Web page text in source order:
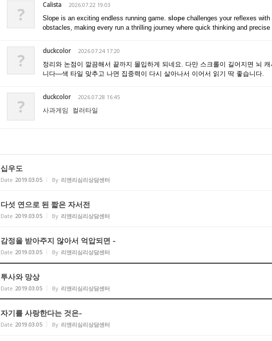
? Calista
2026.07.22 19:03
Slope is an exciting endless running game. slope challenges your reflexes
obstacles, making every run a thrilling journey where quick thinking and
? duckcolor
2026.07.24 17:20
정리와 논점이 깔끔해서 끝까지 몰입하게 되네요. 다만 스크롤이 길어지면 뇌
니다—색 타일 맞추고 나면 집중력이 다시 살아나서 이어서 읽기 딱 좋습니다.
? duckcolor
2026.07.28 16:45
사과게임
컬러타일
십우도
Date 2019.03.05 By 리앤리심리상담센터
다섯 연으로 된 짧은 자서전
Date 2019.03.05 By 리앤리심리상담센터
감정을 받아주지 않아서 억압되면 -
Date 2019.03.05 By 리앤리심리상담센터
투사와 망상
Date 2019.03.05 By 리앤리심리상담센터
자기를 사랑한다는 것은-
Date 2019.03.05 By 리앤리심리상담센터